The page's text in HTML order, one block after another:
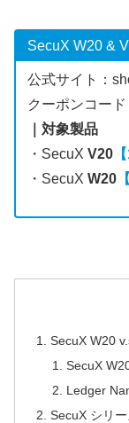
SecuX W20 &
公式サイト：
クーポンコード
｜対象製品
・SecuX V20【
・SecuX W20
SecuX W20
SecuX
Ledger
SecuX シリ